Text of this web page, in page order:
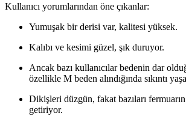
Kullanıcı yorumlarından öne çıkanlar:
Yumuşak bir derisi var, kalitesi yüksek.
Kalıbı ve kesimi güzel, şık duruyor.
Ancak bazı kullanıcılar bedenin dar
özellikle M beden alındığında sıkıntı
Dikişleri düzgün, fakat bazıları fermuarın
getiriyor.